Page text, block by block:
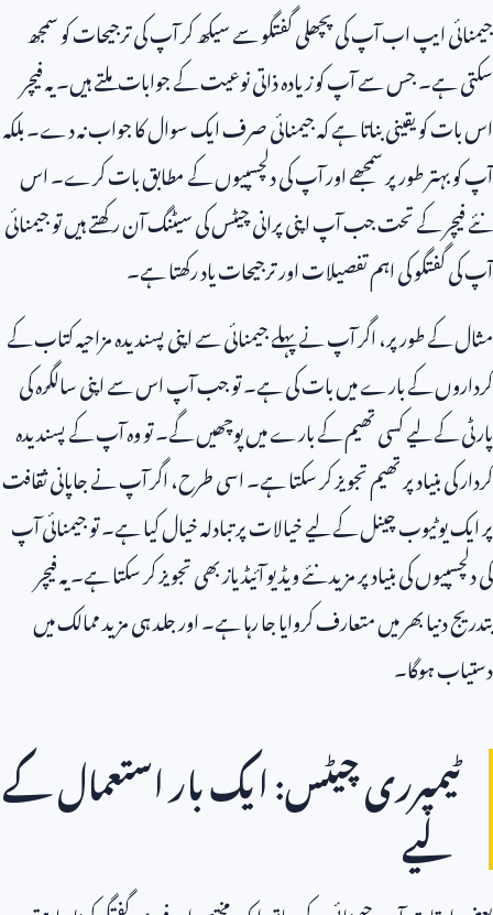
جیمنائی ایپ اب آپ کی پچھلی گفتگو سے سیکھ کر آپ کی ترجیحات کو سمجھ
سکتی ہے۔ جس سے آپ کو زیادہ ذاتی نوعیت کے جوابات ملتے ہیں۔ یہ فیچر
اس بات کو یقینی بناتا ہے کہ جیمنائی صرف ایک سوال کا جواب نہ دے۔ بلکہ
آپ کو بہتر طور پر سمجھے اور آپ کی دلچسپیوں کے مطابق بات کرے۔ اس
نئے فیچر کے تحت جب آپ اپنی پرانی چیٹس کی سیٹنگ آن رکھتے ہیں تو جیمنائی
آپ کی گفتگو کی اہم تفصیلات اور ترجیحات یاد رکھتا ہے۔
مثال کے طور پر، اگر آپ نے پہلے جیمنائی سے اپنی پسندیدہ مزاحیہ کتاب کے
کرداروں کے بارے میں بات کی ہے۔ تو جب آپ اس سے اپنی سالگرہ کی
پارٹی کے لیے کسی تھیم کے بارے میں پوچھیں گے۔ تو وہ آپ کے پسندیدہ
کردار کی بنیاد پر تھیم تجویز کر سکتا ہے۔ اسی طرح، اگر آپ نے جاپانی ثقافت
پر ایک یوٹیوب چینل کے لیے خیالات پر تبادلہ خیال کیا ہے۔ تو جیمنائی آپ
کی دلچسپیوں کی بنیاد پر مزید نئے ویڈیو آئیڈیاز بھی تجویز کر سکتا ہے۔ یہ فیچر
بتدریج دنیا بھر میں متعارف کروایا جا رہا ہے۔ اور جلد ہی مزید ممالک میں
دستیاب ہوگا۔
ٹیمپرری چیٹس: ایک بار استعمال کے
لیے